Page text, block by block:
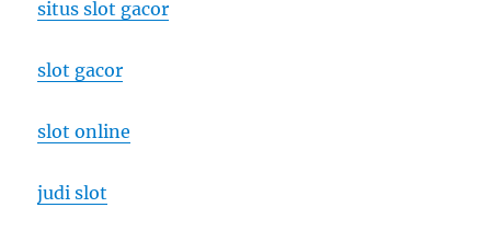
situs slot gacor
slot gacor
slot online
judi slot